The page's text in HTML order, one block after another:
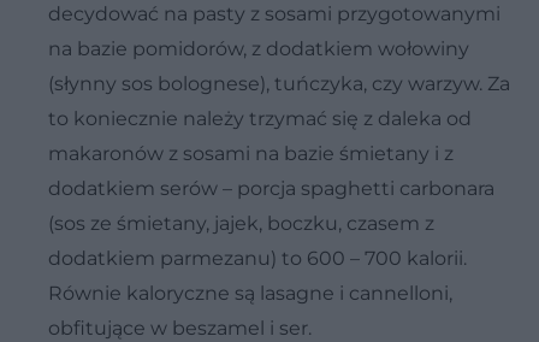
decydować na pasty z sosami przygotowanymi
na bazie pomidorów, z dodatkiem wołowiny
(słynny sos bolognese), tuńczyka, czy warzyw. Za
to koniecznie należy trzymać się z daleka od
makaronów z sosami na bazie śmietany i z
dodatkiem serów – porcja spaghetti carbonara
(sos ze śmietany, jajek, boczku, czasem z
dodatkiem parmezanu) to 600 – 700 kalorii.
Równie kaloryczne są lasagne i cannelloni,
obfitujące w beszamel i ser.